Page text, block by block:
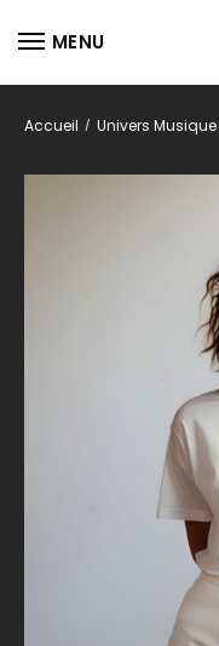
MENU
Accueil / Univers Musique